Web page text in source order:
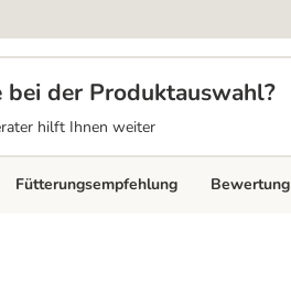
bei der Produktauswahl?
hilft Ihnen weiter
Fütterungsempfehlung Bewertung